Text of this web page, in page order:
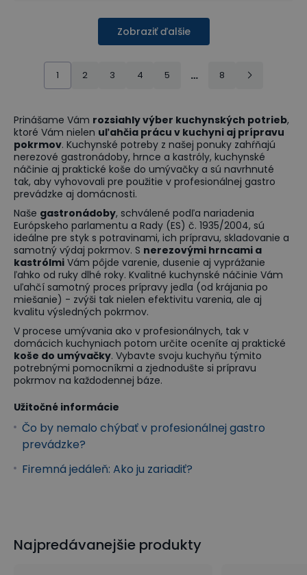
Zobraziť ďalšie
1 2 3 4 5 … 8
Prinášame Vám rozsiahly výber kuchynských potrieb,
ktoré Vám nielen uľahčia prácu v kuchyni aj prípravu
pokrmov. Kuchynské potreby z našej ponuky zahŕňajú
nerezové gastronádoby, hrnce a kastróly, kuchynské
náčinie aj praktické koše do umývačky a sú navrhnuté
tak, aby vyhovovali pre použitie v profesionálnej gastro
prevádzke aj domácnosti.
Naše gastronádoby, schválené podľa nariadenia
Európskeho parlamentu a Rady (ES) č. 1935/2004, sú
ideálne pre styk s potravinami, ich prípravu, skladovanie a
samotný výdaj pokrmov. S nerezovými hrncami a
kastrólmi Vám pôjde varenie, dusenie aj vyprážanie
ľahko od ruky dlhé roky. Kvalitné kuchynské náčinie Vám
uľahčí samotný proces prípravy jedla (od krájania po
miešanie) - zvýši tak nielen efektivitu varenia, ale aj
kvalitu výsledných pokrmov.
V procese umývania ako v profesionálnych, tak v
domácich kuchyniach potom určite oceníte aj praktické
koše do umývačky. Vybavte svoju kuchyňu týmito
potrebnými pomocníkmi a zjednodušte si prípravu
pokrmov na každodennej báze.
Užitočné informácie
Čo by nemalo chýbať v profesionálnej gastro
prevádzke?
Firemná jedáleň: Ako ju zariadiť?
Najpredávanejšie produkty